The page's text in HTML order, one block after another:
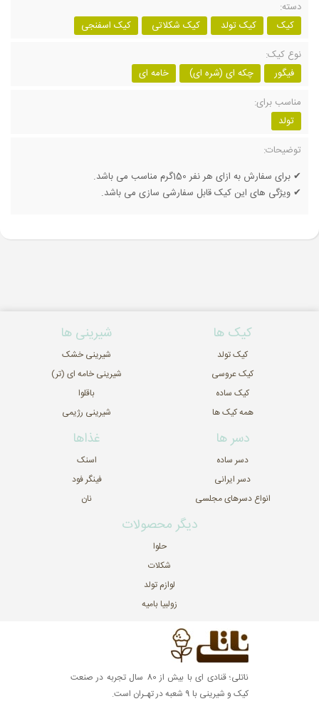
دسته:
کیک
کیک تولد کیک شکلاتی
کیک اسفنجی
نوع کیک:
فیگور
چکه ای (شره ای)
خامه ای
مناسب برای:
تولد
توضیحات:
✔ برای سفارش به ازای هر نفر 150گرم مناسب می باشد.
✔ ویژگی های این کیک قابل سفارشی سازی می باشد.
کیک ها
کیک تولد
کیک عروسی
کیک ساده
همه کیک ها
شیرینی ها
شیرینی خشک
شیرینی خامه ای (تر)
باقلوا
شیرینی رژیمی
دسر ها
دسر ساده
دسر ایرانی
انواع دسرهای مجلسی
غذاها
اسنک
فینگر فود
نان
دیگر محصولات
حلوا
شکلات
لوازم تولد
زولبیا بامیه
ناتلی؛ قنادی ای با بیش از 80 سال تجربه در صنعت
کیک و شیرینی با 9 شعبه در تهـران است.